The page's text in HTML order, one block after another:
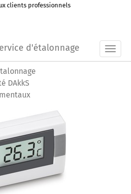
clients professionnels
d'étalonnage
DAkkS